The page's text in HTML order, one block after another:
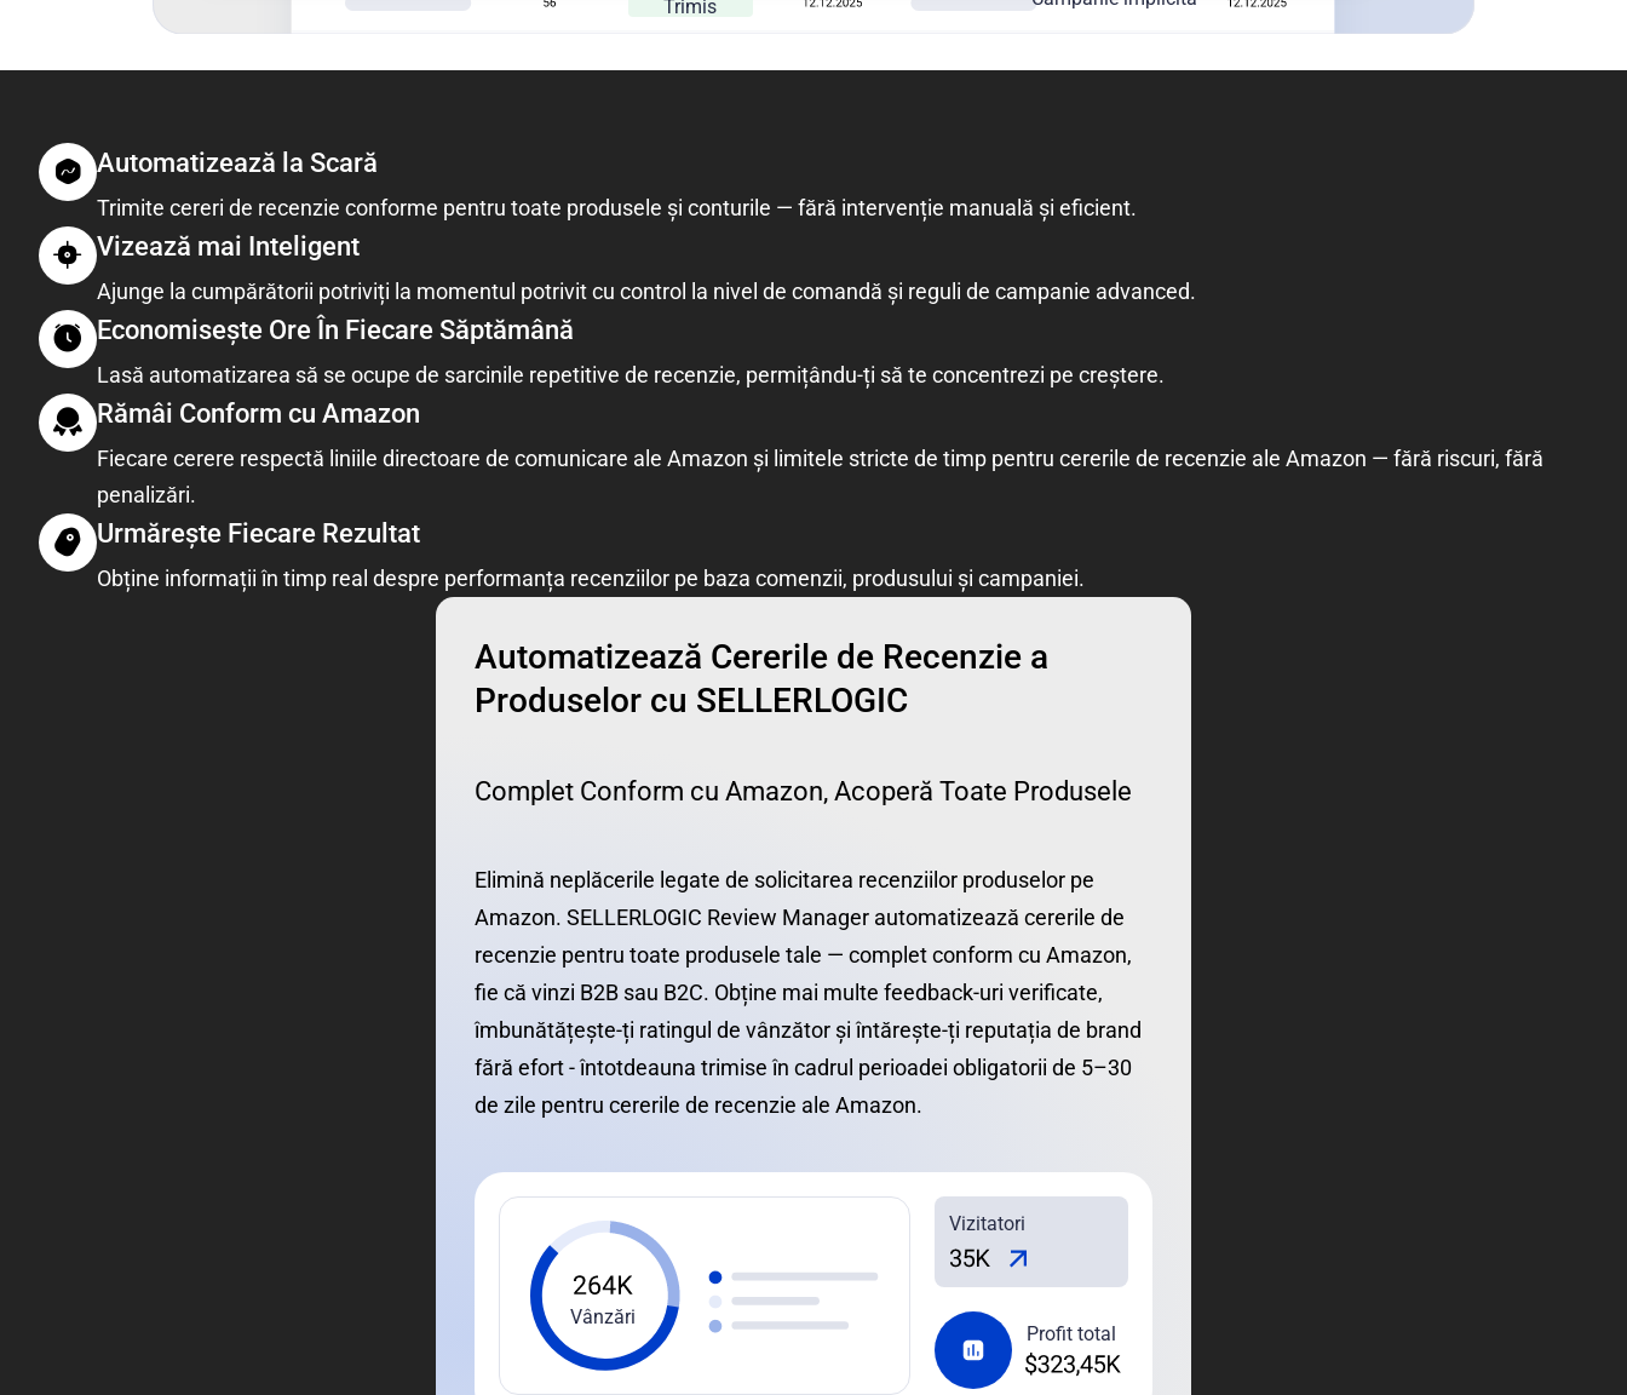
Trimis
Automatizează la Scară
Trimite cereri de recenzie conforme pentru toate produsele și conturile — fără intervenție manuală și eficient.
Vizează mai Inteligent
Ajunge la cumpărătorii potriviți la momentul potrivit cu control la nivel de comandă și reguli de campanie advanced.
Economisește Ore În Fiecare Săptămână
Lasă automatizarea să se ocupe de sarcinile repetitive de recenzie, permițându-ți să te concentrezi pe creștere.
Rămâi Conform cu Amazon
Fiecare cerere respectă liniile directoare de comunicare ale Amazon și limitele stricte de timp pentru cererile de recenzie ale Amazon — fără riscuri, fără
penalizări.
Urmărește Fiecare Rezultat
Obține informații în timp real despre performanța recenziilor pe baza comenzii, produsului și campaniei.
Automatizează Cererile de Recenzie a
Produselor cu SELLERLOGIC
Complet Conform cu Amazon, Acoperă Toate Produsele
Elimină neplăcerile legate de solicitarea recenziilor produselor pe
Amazon. SELLERLOGIC Review Manager automatizează cererile de
recenzie pentru toate produsele tale — complet conform cu Amazon,
fie că vinzi B2B sau B2C. Obține mai multe feedback-uri verificate,
îmbunătățește-ți ratingul de vânzător și întărește-ți reputația de brand
fără efort - întotdeauna trimise în cadrul perioadei obligatorii de 5–30
de zile pentru cererile de recenzie ale Amazon.
Vânzări
Vizitatori
Profit total